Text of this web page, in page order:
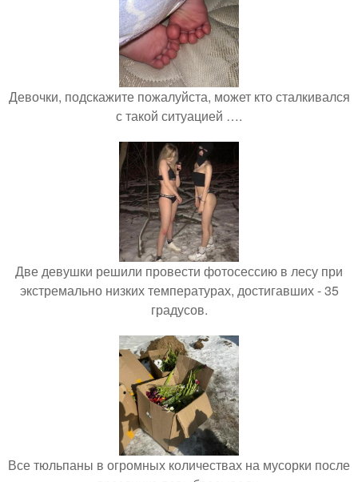
Девочки, подскажите пожалуйста, может кто сталкивался
с такой ситуацией ….
Две девушки решили провести фотосессию в лесу при
экстремально низких температурах, достигавших - 35
градусов.
Все тюльпаны в огромных количествах на мусорки после